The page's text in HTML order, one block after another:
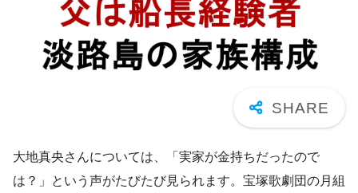
大地真央さんについては、「実家が金持ちだったので
は？」という声がたびたび見られます。宝塚歌劇団の月組